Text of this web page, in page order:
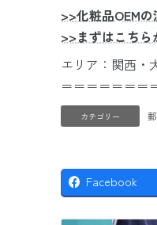
>>化粧品OEM
>>まずはこち
エリア：関西・
＝＝＝＝＝＝＝
カテゴリー
Facebook